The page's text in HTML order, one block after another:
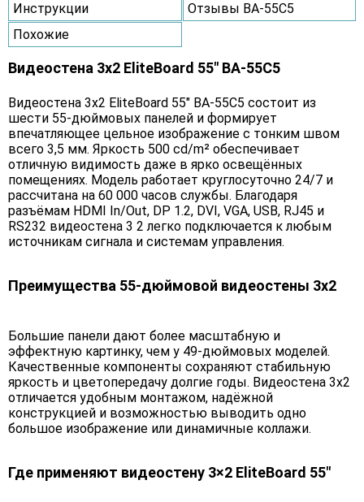
Инструкции
Отзывы BA-55C5
Похожие
Видеостена 3x2 EliteBoard 55" BA-55C5
Видеостена 3х2 EliteBoard 55" BA-55C5 состоит из
шести 55-дюймовых панелей и формирует
впечатляющее цельное изображение с тонким швом
всего 3,5 мм. Яркость 500 cd/m² обеспечивает
отличную видимость даже в ярко освещённых
помещениях. Модель работает круглосуточно 24/7 и
рассчитана на 60 000 часов службы. Благодаря
разъёмам HDMI In/Out, DP 1.2, DVI, VGA, USB, RJ45 и
RS232 видеостена 3 2 легко подключается к любым
источникам сигнала и системам управления.
Преимущества 55-дюймовой видеостены 3х2
Большие панели дают более масштабную и
эффектную картинку, чем у 49-дюймовых моделей.
Качественные компоненты сохраняют стабильную
яркость и цветопередачу долгие годы. Видеостена 3х2
отличается удобным монтажом, надёжной
конструкцией и возможностью выводить одно
большое изображение или динамичные коллажи.
Где применяют видеостену 3×2 EliteBoard 55"